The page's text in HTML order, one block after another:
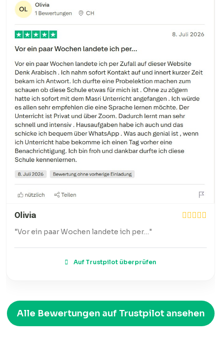
Olivia
"Vor ein paar Wochen landete ich per…"
Auf Trustpilot überprüfen
Alle Bewertungen auf Trustpilot ansehen